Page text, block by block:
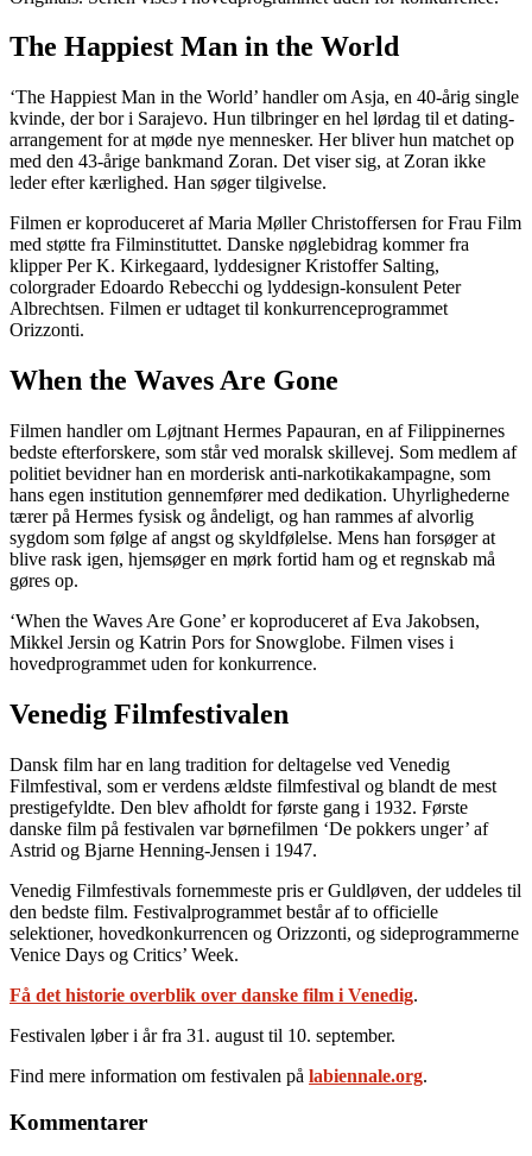
The Happiest Man in the World
‘The Happiest Man in the World’ handler om Asja, en 40-årig single
kvinde, der bor i Sarajevo. Hun tilbringer en hel lørdag til et dating-
arrangement for at møde nye mennesker. Her bliver hun matchet op
med den 43-årige bankmand Zoran. Det viser sig, at Zoran ikke
leder efter kærlighed. Han søger tilgivelse.
Filmen er koproduceret af Maria Møller Christoffersen for Frau Film
med støtte fra Filminstituttet. Danske nøglebidrag kommer fra
klipper Per K. Kirkegaard, lyddesigner Kristoffer Salting,
colorgrader Edoardo Rebecchi og lyddesign-konsulent Peter
Albrechtsen. Filmen er udtaget til konkurrenceprogrammet
Orizzonti.
When the Waves Are Gone
Filmen handler om Løjtnant Hermes Papauran, en af ​​Filippinernes
bedste efterforskere, som står ved moralsk skillevej. Som medlem af
politiet bevidner han en morderisk anti-narkotikakampagne, som
hans egen institution gennemfører med dedikation. Uhyrlighederne
tærer på Hermes fysisk og åndeligt, og han rammes af alvorlig
sygdom som følge af angst og skyldfølelse. Mens han forsøger at
blive rask igen, hjemsøger en mørk fortid ham og et regnskab må
gøres op.
‘When the Waves Are Gone’ er koproduceret af Eva Jakobsen,
Mikkel Jersin og Katrin Pors for Snowglobe. Filmen vises i
hovedprogrammet uden for konkurrence.
Venedig Filmfestivalen
Dansk film har en lang tradition for deltagelse ved Venedig
Filmfestival, som er verdens ældste filmfestival og blandt de mest
prestigefyldte. Den blev afholdt for første gang i 1932. Første
danske film på festivalen var børnefilmen ‘De pokkers unger’ af
Astrid og Bjarne Henning-Jensen i 1947.
Venedig Filmfestivals fornemmeste pris er Guldløven, der uddeles til
den bedste film. Festivalprogrammet består af to officielle
selektioner, hovedkonkurrencen og Orizzonti, og sideprogrammerne
Venice Days og Critics’ Week.
Få det historie overblik over danske film i Venedig.
Festivalen løber i år fra 31. august til 10. september.
Find mere information om festivalen på labiennale.org.
Kommentarer